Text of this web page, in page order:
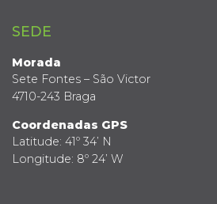
SEDE
Morada
Sete Fontes – São Victor
4710-243 Braga
Coordenadas GPS
Latitude: 41º 34’ N
Longitude: 8º 24’ W